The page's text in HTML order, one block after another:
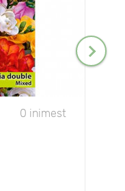
0 inimest